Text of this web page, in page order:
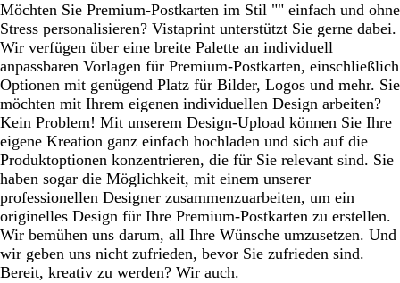
Möchten Sie Premium-Postkarten im Stil "" einfach und ohne
Stress personalisieren? Vistaprint unterstützt Sie gerne dabei.
Wir verfügen über eine breite Palette an individuell
anpassbaren Vorlagen für Premium-Postkarten, einschließlich
Optionen mit genügend Platz für Bilder, Logos und mehr. Sie
möchten mit Ihrem eigenen individuellen Design arbeiten?
Kein Problem! Mit unserem Design-Upload können Sie Ihre
eigene Kreation ganz einfach hochladen und sich auf die
Produktoptionen konzentrieren, die für Sie relevant sind. Sie
haben sogar die Möglichkeit, mit einem unserer
professionellen Designer zusammenzuarbeiten, um ein
originelles Design für Ihre Premium-Postkarten zu erstellen.
Wir bemühen uns darum, all Ihre Wünsche umzusetzen. Und
wir geben uns nicht zufrieden, bevor Sie zufrieden sind.
Bereit, kreativ zu werden? Wir auch.